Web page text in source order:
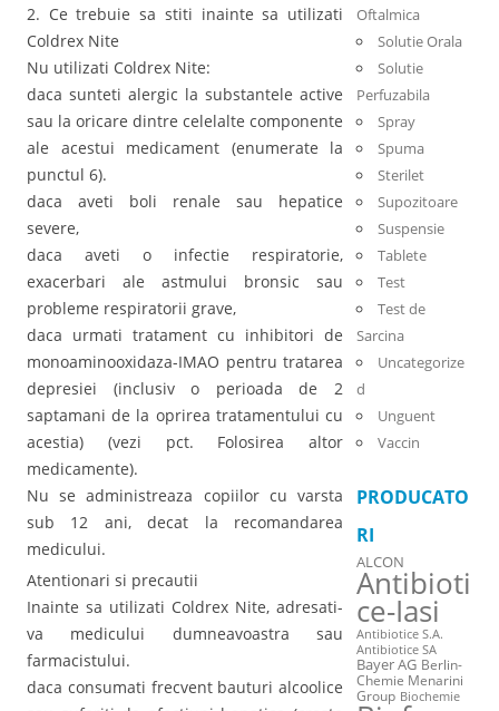
2. Ce trebuie sa stiti inainte sa utilizati
Coldrex Nite
Nu utilizati Coldrex Nite:
daca sunteti alergic la substantele active
sau la oricare dintre celelalte componente
ale acestui medicament (enumerate la
punctul 6).
daca aveti boli renale sau hepatice
severe,
daca aveti o infectie respiratorie,
exacerbari ale astmului bronsic sau
probleme respiratorii grave,
daca urmati tratament cu inhibitori de
monoaminooxidaza-IMAO pentru tratarea
depresiei (inclusiv o perioada de 2
saptamani de la oprirea tratamentului cu
acestia) (vezi pct. Folosirea altor
medicamente).
Nu se administreaza copiilor cu varsta
sub 12 ani, decat la recomandarea
medicului.
Atentionari si precautii
Inainte sa utilizati Coldrex Nite, adresati-
va medicului dumneavoastra sau
farmacistului.
daca consumati frecvent bauturi alcoolice
Oftalmica
Solutie Orala
Solutie
Perfuzabila
Spray
Spuma
Sterilet
Supozitoare
Suspensie
Tablete
Test
Test de
Sarcina
Uncategorize
d
Unguent
Vaccin
PRODUCATO
RI
ALCON
Antibioti
ce-Iasi
Antibiotice S.A.
Antibiotice SA
Bayer AG Berlin-
Chemie Menarini
Group Biochemie